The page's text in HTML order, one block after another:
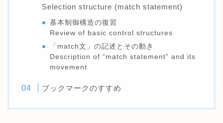
Selection structure (match statement)
基本制御構造の復習
Review of basic control structures
「match文」の記述とその動き
Description of “match statement” and its
movement
ブックマークのすすめ